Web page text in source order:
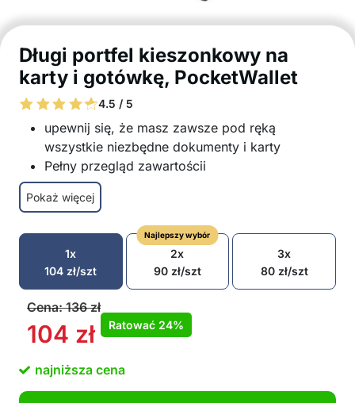
Długi portfel kieszonkowy na
karty i gotówkę, PocketWallet
4.5 / 5
upewnij się, że masz zawsze pod ręką
wszystkie niezbędne dokumenty i karty
Pełny przegląd zawartościi
Doskonała organizacja
Przegroda na gotówkę i telefon bezpiecznie
zamykany na zamek błyskawiczny
26 uchwytów na karty i dokumenty
Wygodny rozmiar
Trwały i przyjemny w dotyku materiał
Pakiet zawiera: 1x w pełni przejrzysty
Pokaż więcej
1x
104 zł/szt
Najlepszy wybór
2x
90 zł/szt
3x
80 zł/szt
Cena:136zł
104 zł Ratować 24%
najniższa cena